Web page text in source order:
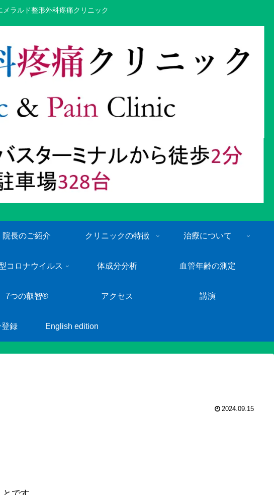
ラルド整形外科疼痛クリニック
院長のご紹介 クリニックの特徴 治療について
コロナウイルス 体成分分析 血管年齢の測定
7つの叡智® アクセス 講演
登録 English edition
2024.09.15